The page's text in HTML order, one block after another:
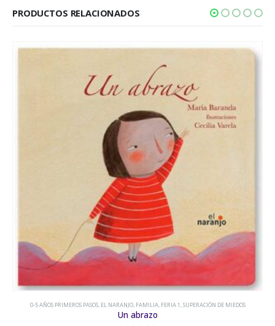
PRODUCTOS RELACIONADOS
6-8 AÑOS CAMINANTES, EL NARANJO,MITOLOGÍA